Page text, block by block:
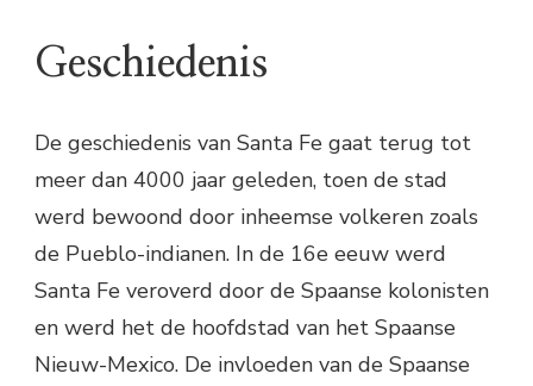
Geschiedenis
De geschiedenis van Santa Fe gaat terug tot
meer dan 4000 jaar geleden, toen de stad
werd bewoond door inheemse volkeren zoals
de Pueblo-indianen. In de 16e eeuw werd
Santa Fe veroverd door de Spaanse kolonisten
en werd het de hoofdstad van het Spaanse
Nieuw-Mexico. De invloeden van de Spaanse